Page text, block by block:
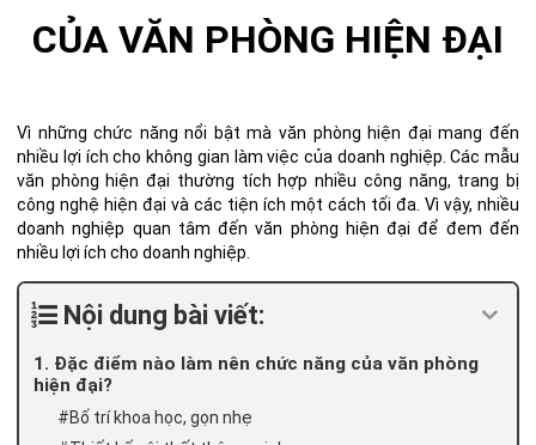
CỦA VĂN PHÒNG HIỆN ĐẠI
Vì những chức năng nổi bật mà văn phòng hiện đại mang đến
nhiều lợi ích cho không gian làm việc của doanh nghiệp .Các mẫu
văn phòng hiện đại thường tích hợp nhiều công năng, trang bị
công nghệ hiện đại và các tiện ích một cách tối đa. Vì vậy, nhiều
doanh nghiệp quan tâm đến văn phòng hiện đại để đem đến
nhiều lợi ích cho doanh nghiệp.
Nội dung bài viết:
1. Đặc điểm nào làm nên chức năng của văn phòng
hiện đại?
#Bố trí khoa học, gọn nhẹ